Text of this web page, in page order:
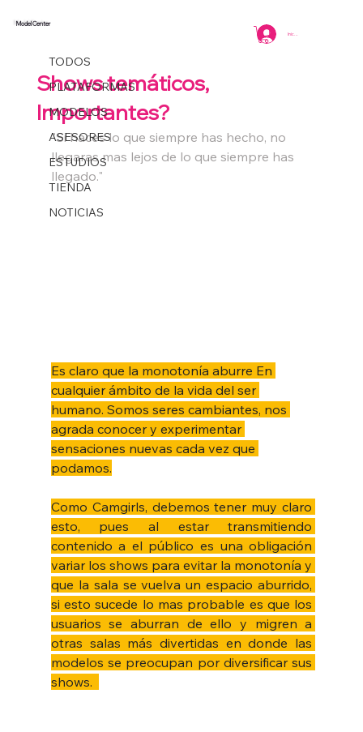
Iniciar sesión
Model Center
TODOS
PLATAFORMAS
MODELOS
ASESORES
ESTUDIOS
TIENDA
NOTICIAS
TODOS
Shows temáticos,
Importantes?
Marcela Miranda
"Si haces lo que siempre has hecho, no
llegaras mas lejos de lo que siempre has
llegado."
Es claro que la monotonía aburre En
cualquier ámbito de la vida del ser
humano. Somos seres cambiantes, nos
agrada conocer y experimentar
sensaciones nuevas cada vez que
podamos.
Como Camgirls, debemos tener muy claro
esto, pues al estar transmitiendo
contenido a el público es una obligación
variar los shows para evitar la monotonía y
que la sala se vuelva un espacio aburrido,
si esto sucede lo mas probable es que los
usuarios se aburran de ello y migren a
otras salas más divertidas en donde las
modelos se preocupan por diversificar sus
shows.